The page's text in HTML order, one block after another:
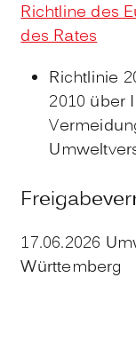
Richtline des
des Rates
Richtlinie
2010 über
17.06.2026
Württemberg